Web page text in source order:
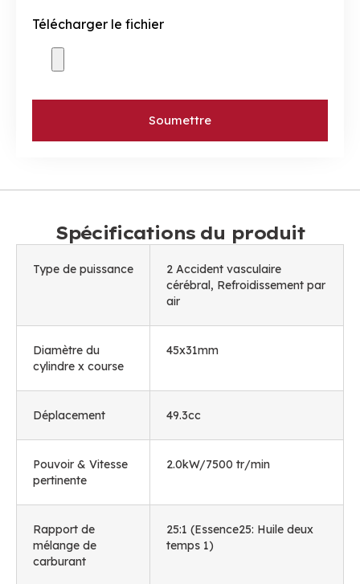
Télécharger le fichier
Soumettre
Spécifications du produit
Type de puissance
2 Accident vasculaire
cérébral, Refroidissement par
air
Diamètre du
cylindre x course
45x31mm
Déplacement 49.3cc
Pouvoir & Vitesse
pertinente
2.0kW/7500 tr/min
Rapport de
mélange de
carburant
25:1 (Essence25: Huile deux
temps 1)